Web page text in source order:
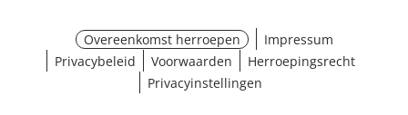
Overeenkomst herroepen
Impressum
Privacybeleid
Voorwaarden
Herroepingsrecht
Privacyinstellingen